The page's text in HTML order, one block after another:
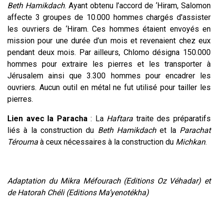
Beth Hamikdach. Ayant obtenu l’accord de ‘Hiram, Salomon
affecte 3 groupes de 10.000 hommes chargés d'assister
les ouvriers de ‘Hiram. Ces hommes étaient envoyés en
mission pour une durée d’un mois et revenaient chez eux
pendant deux mois. Par ailleurs, Chlomo désigna 150.000
hommes pour extraire les pierres et les transporter à
Jérusalem ainsi que 3.300 hommes pour encadrer les
ouvriers. Aucun outil en métal ne fut utilisé pour tailler les
pierres.
Lien avec la Paracha : La Haftara traite des préparatifs
liés à la construction du Beth Hamikdachet la Parachat
Térouma à ceux nécessaires à la construction du Michkan.
Adaptation du Mikra Méfourach (Editions Oz Véhadar) et
de Hatorah Chéli (Editions Ma’yenotékha)